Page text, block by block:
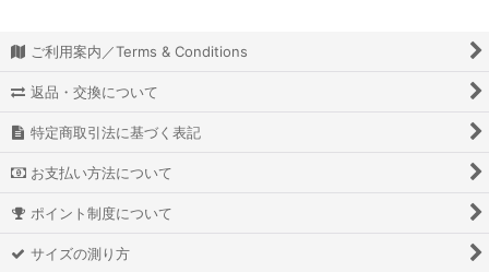
ご利用案内／Terms & Conditions
返品・交換について
特定商取引法に基づく表記
お支払い方法について
ポイント制度について
サイズの測り方